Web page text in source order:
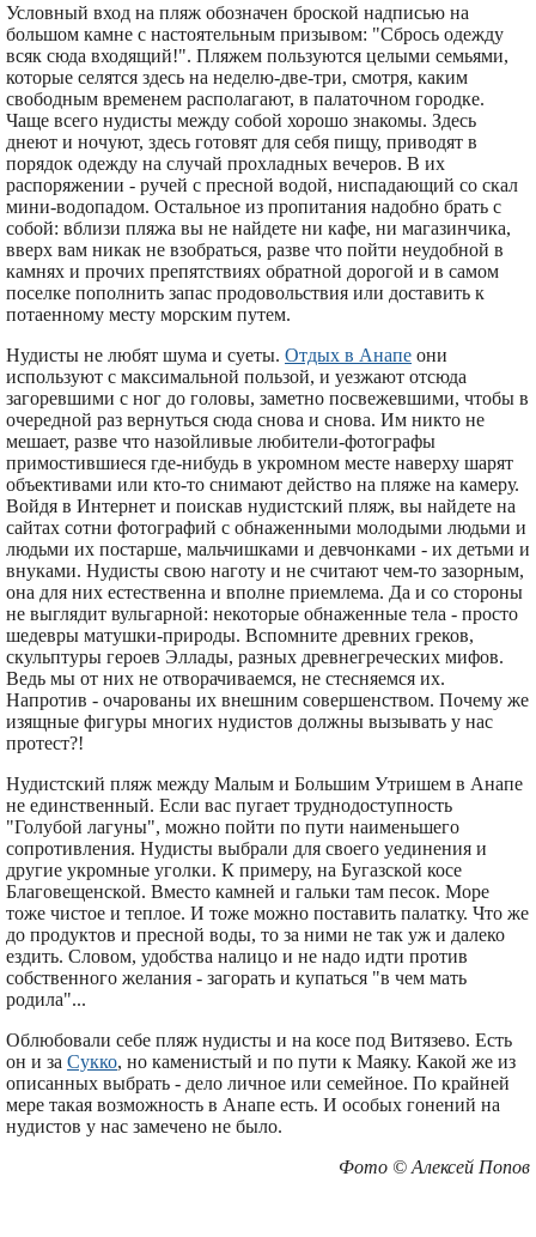
Условный вход на пляж обозначен броской надписью на
большом камне с настоятельным призывом: "Сбрось одежду
всяк сюда входящий!". Пляжем пользуются целыми семьями,
которые селятся здесь на неделю-две-три, смотря, каким
свободным временем располагают, в палаточном городке.
Чаще всего нудисты между собой хорошо знакомы. Здесь
днеют и ночуют, здесь готовят для себя пищу, приводят в
порядок одежду на случай прохладных вечеров. В их
распоряжении - ручей с пресной водой, ниспадающий со скал
мини-водопадом. Остальное из пропитания надобно брать с
собой: вблизи пляжа вы не найдете ни кафе, ни магазинчика,
вверх вам никак не взобраться, разве что пойти неудобной в
камнях и прочих препятствиях обратной дорогой и в самом
поселке пополнить запас продовольствия или доставить к
потаенному месту морским путем.
Нудисты не любят шума и суеты. Отдых в Анапе они
используют с максимальной пользой, и уезжают отсюда
загоревшими с ног до головы, заметно посвежевшими, чтобы в
очередной раз вернуться сюда снова и снова. Им никто не
мешает, разве что назойливые любители-фотографы
примостившиеся где-нибудь в укромном месте наверху шарят
объективами или кто-то снимают действо на пляже на камеру.
Войдя в Интернет и поискав нудистский пляж, вы найдете на
сайтах сотни фотографий с обнаженными молодыми людьми и
людьми их постарше, мальчишками и девчонками - их детьми и
внуками. Нудисты свою наготу и не считают чем-то зазорным,
она для них естественна и вполне приемлема. Да и со стороны
не выглядит вульгарной: некоторые обнаженные тела - просто
шедевры матушки-природы. Вспомните древних греков,
скульптуры героев Эллады, разных древнегреческих мифов.
Ведь мы от них не отворачиваемся, не стесняемся их.
Напротив - очарованы их внешним совершенством. Почему же
изящные фигуры многих нудистов должны вызывать у нас
протест?!
Нудистский пляж между Малым и Большим Утришем в Анапе
не единственный. Если вас пугает труднодоступность
"Голубой лагуны", можно пойти по пути наименьшего
сопротивления. Нудисты выбрали для своего уединения и
другие укромные уголки. К примеру, на Бугазской косе
Благовещенской. Вместо камней и гальки там песок. Море
тоже чистое и теплое. И тоже можно поставить палатку. Что же
до продуктов и пресной воды, то за ними не так уж и далеко
ездить. Словом, удобства налицо и не надо идти против
собственного желания - загорать и купаться "в чем мать
родила"...
Облюбовали себе пляж нудисты и на косе под Витязево. Есть
он и за Сукко, но каменистый и по пути к Маяку. Какой же из
описанных выбрать - дело личное или семейное. По крайней
мере такая возможность в Анапе есть. И особых гонений на
нудистов у нас замечено не было.
Фото © Алексей Попов